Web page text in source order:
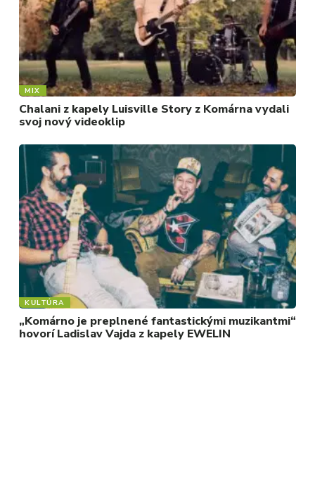
MIX
Chalani z kapely Luisville Story z Komárna vydali
svoj nový videoklip
KULTÚRA
„Komárno je preplnené fantastickými muzikantmi“
hovorí Ladislav Vajda z kapely EWELIN